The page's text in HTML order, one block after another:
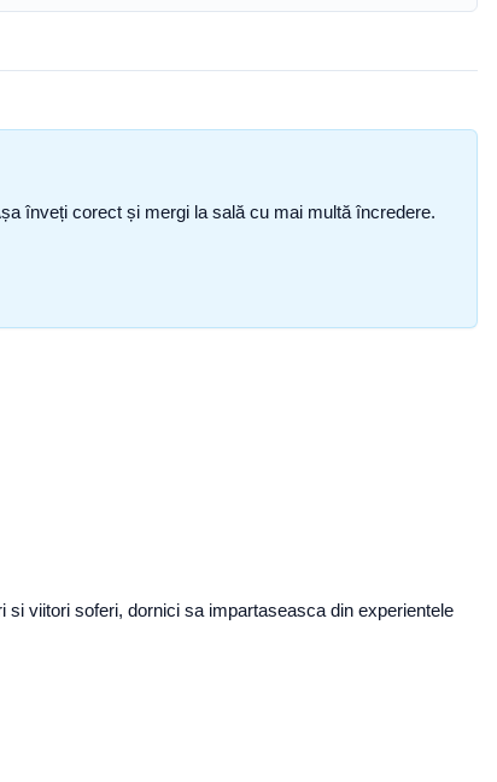
înveți corect și mergi la sală cu mai multă încredere.
viitori soferi, dornici sa impartaseasca din experientele